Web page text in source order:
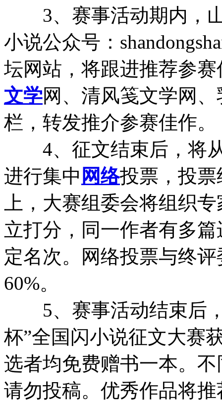
3、赛事活动期内，山
小说公众号：
坛网站，将跟进推荐参
文学网、清风笺文学网
栏，转发推介参赛佳作。
4、征文结束后，将从
进行集中 网络投票，投
上，大赛组委会将组织
立打分，同一作者有多
定名次。网络投票与终
60%。
5、赛事活动结束后，
杯”全国闪小说征文大赛
选者均免费赠书一本。
请勿投稿。优秀作品将